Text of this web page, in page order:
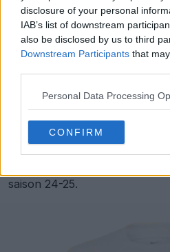
disclosure of your personal
IAB’s list of downstream
also be disclosed by us to third
Downstream Participants that
Personal Data Processing
CONFIRM
Troisième maillot de
saison 24-25.